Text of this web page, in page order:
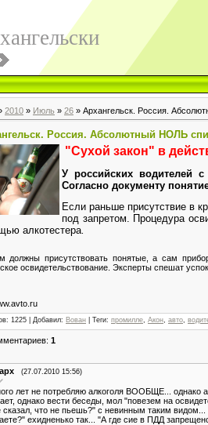
2010 » Июль » 26 » Архангельск. Россия.
Россия. Абсолютный НОЛЬ
"Сухой закон" в
У российских водителей
Согласно документу
Если раньше присутствие в
под запретом. Процедура
алкотестера
должны присутствовать понятые, а сам
освидетельствование. Эксперты спешат
: 1225 | Добавил: Вован Теги: промилле Акон авто
: 1
(27.07.2010 15:56)
лет не потребляю алкоголя ВООБЩЕ... однако
однако вести беседы, мол "повезем на
сказал, что не пьешь?" с невинным таким
ехидненько так... "А где сие в ПДД